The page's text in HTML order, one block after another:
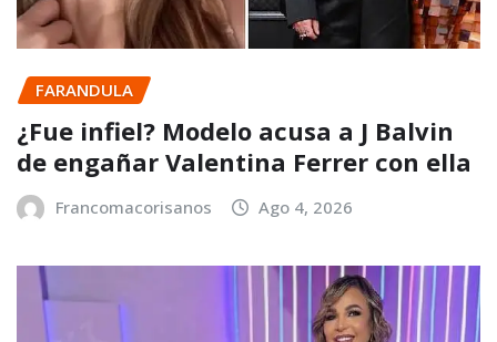
FARANDULA
¿Fue infiel? Modelo acusa a J Balvin
de engañar Valentina Ferrer con ella
Francomacorisanos Ago 4, 2026